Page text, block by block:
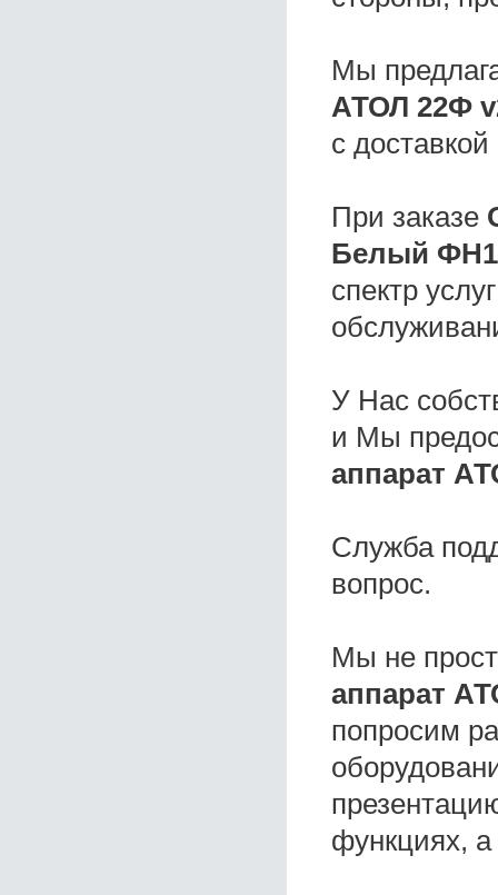
Мы
АТОЛ 22Ф
с
При заказе
Белый
спектр
У Нас
и Мы
аппарат
Служба
вопрос.
Мы не
аппарат
попросим
функциях,